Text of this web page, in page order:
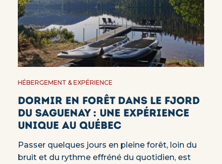
HÉBERGEMENT & EXPÉRIENCE
Dormir en forêt dans le Fjord
du Saguenay : une expérience
unique au Québec
Passer quelques jours en pleine forêt, loin du
bruit et du rythme effréné du quotidien, est